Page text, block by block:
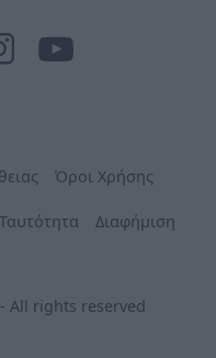
Όροι Χρήσης
Ταυτότητα Διαφήμιση
All rights reserved